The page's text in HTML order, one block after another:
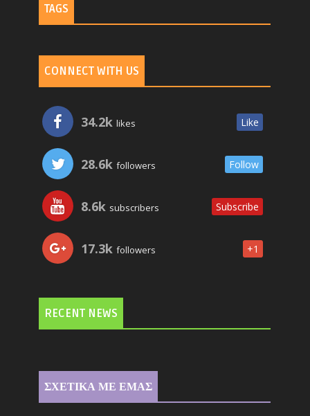
TAGS
CONNECT WITH US
34.2k likes Like
28.6k followers Follow
8.6k subscribers Subscribe
17.3k followers +1
RECENT NEWS
ΣΧΕΤΙΚΑ ΜΕ ΕΜΑΣ